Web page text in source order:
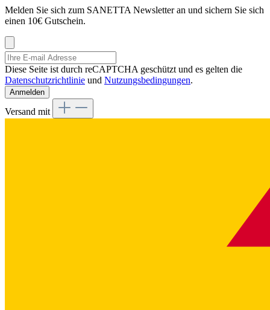
Melden Sie sich zum SANETTA Newsletter an und sichern Sie sich
einen 10€ Gutschein.
Diese Seite ist durch reCAPTCHA geschützt und es gelten die
Datenschutzrichtlinie und Nutzungsbedingungen.
Anmelden
Versand mit